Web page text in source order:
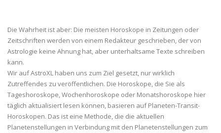
Die Wahrheit ist aber: Die meisten Horoskope in Zeitungen oder
Zeitschriften werden von einem Redakteur geschrieben, der von
Astrologie keine Ahnung hat, aber unterhaltsame Texte schreiben
kann.
Wir auf AstroXL haben uns zum Ziel gesetzt, nur wirklich
Zutreffendes zu veröffentlichen. Die Horoskope, die Sie als
Tageshoroskope, Wochenhoroskope oder Monatshoroskope hier
täglich aktualisiert lesen können, basieren auf Planeten-Transit-
Horoskopen. Das ist eine Methode, die die aktuellen
Planetenstellungen in Verbindung mit den Planetenstellungen zum